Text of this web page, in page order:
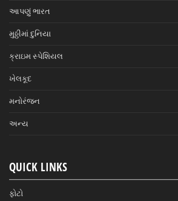
આપણું ભારત
મુઠ્ઠીમાં દુનિયા
ક્રાઇમ સ્પેશિયલ
ખેલકૂદ
મનોરંજન
અન્ય
QUICK LINKS
ફોટો